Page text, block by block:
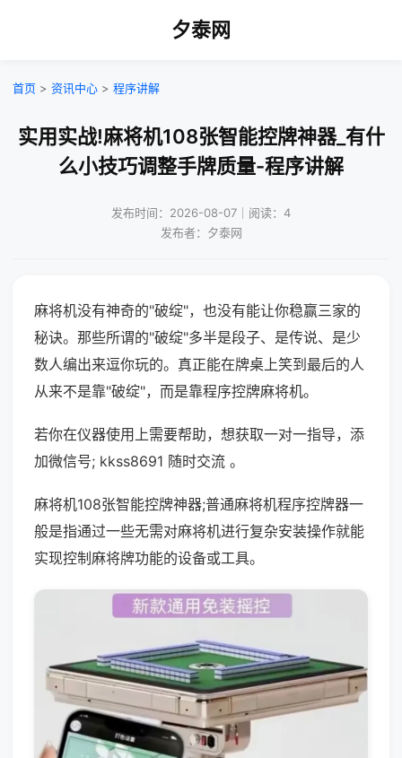
夕泰网
首页 > 资讯中心 > 程序讲解
实用实战!麻将机108张智能控牌神器_有什
么小技巧调整手牌质量-程序讲解
发布时间：2026-08-07｜阅读：4
发布者：夕泰网
麻将机没有神奇的"破绽"，也没有能让你稳赢三家的
秘诀。那些所谓的"破绽"多半是段子、是传说、是少
数人编出来逗你玩的。真正能在牌桌上笑到最后的人
从来不是靠"破绽"，而是靠程序控牌麻将机。
若你在仪器使用上需要帮助，想获取一对一指导，添
加微信号; kkss8691 随时交流 。
麻将机108张智能控牌神器;普通麻将机程序控牌器一
般是指通过一些无需对麻将机进行复杂安装操作就能
实现控制麻将牌功能的设备或工具。